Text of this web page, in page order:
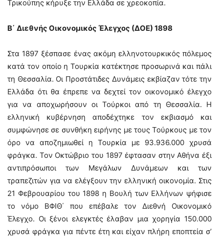
Τρικούπης κήρυξε την Ελλάδα σε χρεοκοπία.
Β΄ Διεθνής Οικονομικός Έλεγχος (ΔΟΕ) 1898
Στα 1897 ξέσπασε ένας ακόμη ελληνοτουρκικός πόλεμος
κατά τον οποίο η Τουρκία κατέκτησε προσωρινά και πάλι
τη Θεσσαλία. Οι Προστάτιδες Δυνάμεις εκβίαζαν τότε την
Ελλάδα ότι θα έπρεπε να δεχτεί τον οικονομικό έλεγχο
για να αποχωρήσουν οι Τούρκοι από τη Θεσσαλία. Η
ελληνική κυβέρνηση αποδέχτηκε τον εκβιασμό και
συμφώνησε σε συνθήκη ειρήνης με τους Τούρκους με τον
όρο να αποζημιωθεί η Τουρκία με 93.936.000 χρυσά
φράγκα. Τον Οκτώβριο του 1897 έφτασαν στην Αθήνα έξι
αντιπρόσωποι των Μεγάλων Δυνάμεων και των
τραπεζιτών για να ελέγξουν την ελληνική οικονομία. Στις
21 Φεβρουαρίου του 1898 η Βουλή των Ελλήνων ψήφισε
το νόμο ΒΦΙΘ΄ που επέβαλε τον Διεθνή Οικονομικό
Έλεγχο. Οι ξένοι ελεγκτές έλαβαν μια χορηγία 150.000
χρυσά φράγκα για πέντε έτη και είχαν πλήρη εποπτεία σ’